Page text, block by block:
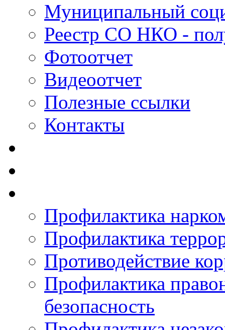
Муниципальный
Реестр СО НКО -
Фотоотчет
Видеоотчет
Полезные ссылки
Контакты
Профилактика
Профилактика
Противодействие
Профилактика
безопасность